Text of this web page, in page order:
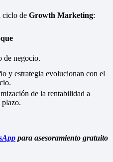
ciclo de Growth Marketing:
de negocio.
y estrategia evolucionan con el
de la rentabilidad a
plazo.
para asesoramiento gratuito